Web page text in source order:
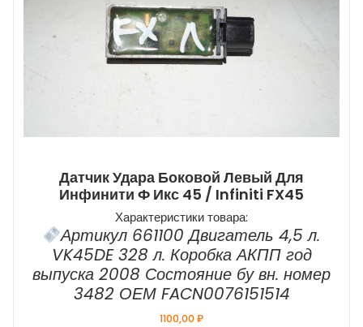
Датчик Удара Боковой Левый Для
Инфинити Ф Икс 45 / Infiniti FX45
Характеристики товара:
Артикул 661100 Двигатель 4,5 л.
VK45DE 328 л. Коробка АКПП год
выпуска 2008 Состояние бу вн. номер
3482 ОЕМ FACN0076151514
1100,00₽